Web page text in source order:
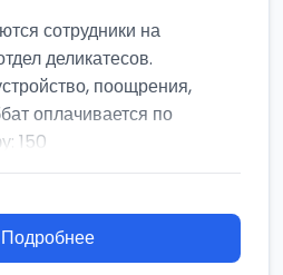
сотрудники на
деликатесов.
поощрения,
оплачивается по
150
Подробнее